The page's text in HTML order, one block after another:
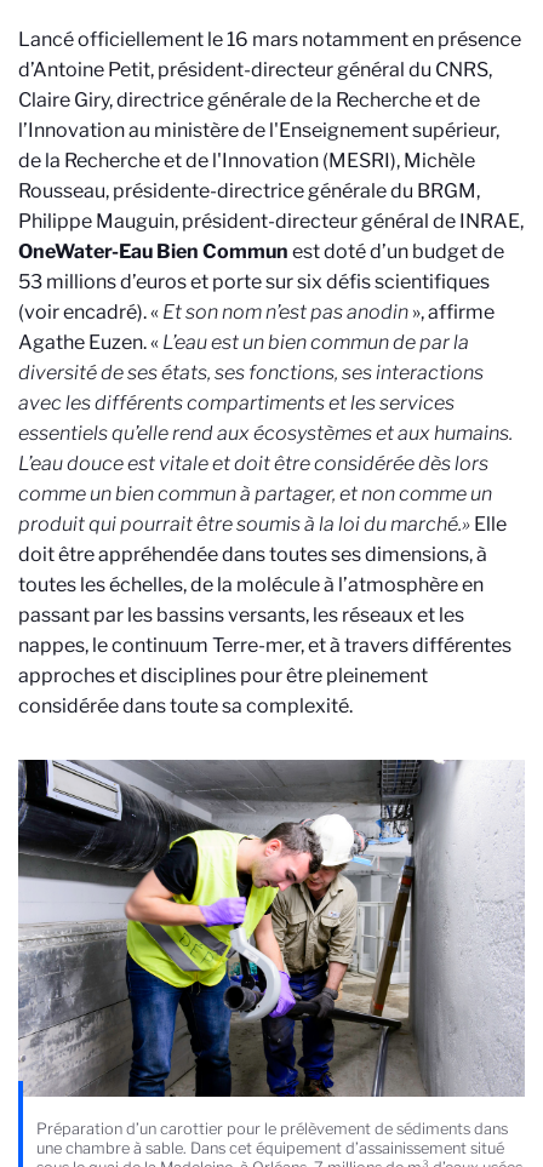
Lancé officiellement le 16 mars notamment en présence
d’Antoine Petit, président-directeur général du CNRS,
Claire Giry, directrice générale de la Recherche et de
l’Innovation au ministère de l'Enseignement supérieur,
de la Recherche et de l'Innovation (MESRI), Michèle
Rousseau, présidente-directrice générale du BRGM,
Philippe Mauguin, président-directeur général de INRAE,
OneWater-Eau Bien Commun estdoté d’un budget de
53 millions d’euros et porte sur six défis scientifiques
(voir encadré). « Et son nom n’est pas anodin », affirme
Agathe Euzen. « L’eau est un bien commun de par la
diversité de ses états, ses fonctions, ses interactions
avec les différents compartiments et les services
essentiels qu’elle rend aux écosystèmes et aux humains.
L’eau douce est vitale et doit être considérée dès lors
comme un bien commun à partager, et non comme un
produit qui pourrait être soumis à la loi du marché.» Elle
doit être appréhendée dans toutes ses dimensions, à
toutes les échelles, de la molécule à l’atmosphère en
passant par les bassins versants, les réseaux et les
nappes, le continuum Terre-mer, et à travers différentes
approches et disciplines pour être pleinement
considérée dans toute sa complexité.
Préparation d’un carottier pour le prélèvement de sédiments dans
une chambre à sable. Dans cet équipement d’assainissement situé